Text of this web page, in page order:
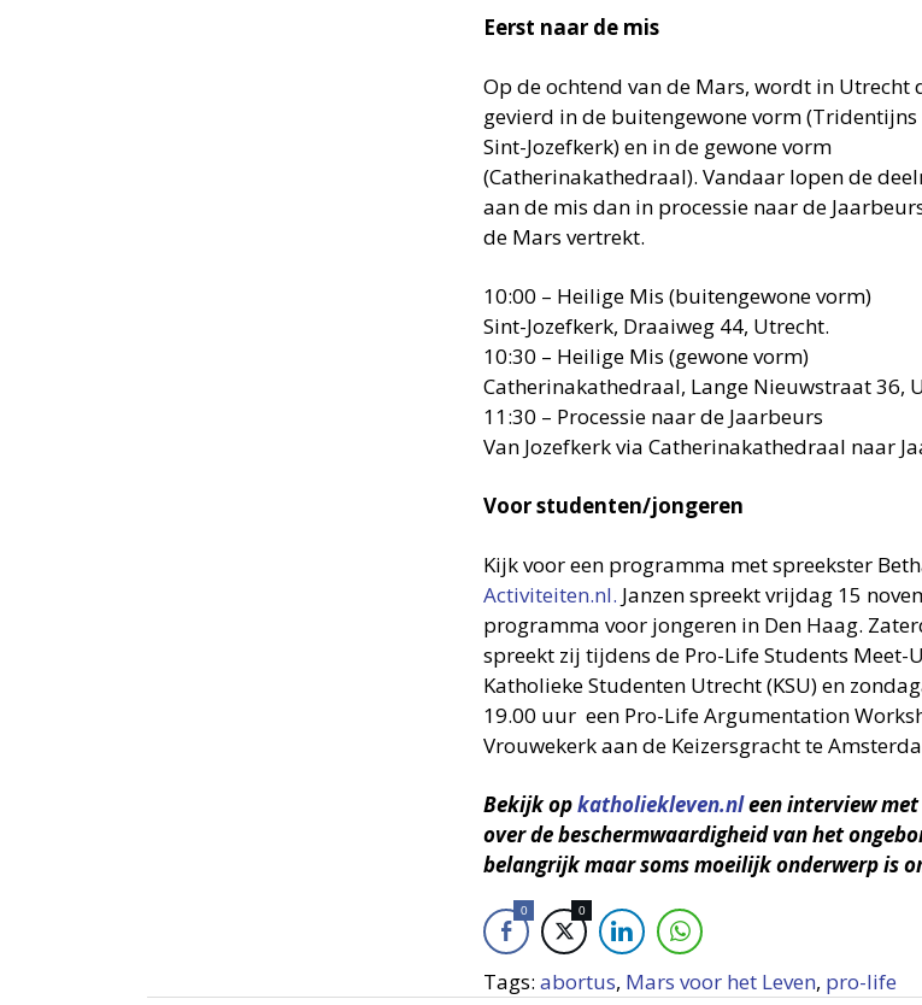
Eerst naar de mis
Op de ochtend van de Mars, wordt in Utrecht
gevierd in de buitengewone vorm (Tridentijns
Sint-Jozefkerk) en in de gewone vorm
(Catherinakathedraal). Vandaar lopen de
aan de mis dan in processie naar de
de Mars vertrekt.
10:00 – Heilige Mis (buitengewone vorm)
Sint-Jozefkerk, Draaiweg 44, Utrecht.
10:30 – Heilige Mis (gewone vorm)
Catherinakathedraal, Lange Nieuwstraat 36,
11:30 – Processie naar de Jaarbeurs
Van Jozefkerk via Catherinakathedraal naar
Voor studenten/jongeren
Kijk voor een programma met spreekster
Activiteiten.nl. Janzen spreekt vrijdag 15
pro­gramma voor jongeren in Den Haag.
spreekt zij tijdens de Pro-Life Students
Katholieke Studenten Utrecht (KSU) en
19.00 uur een Pro-Life Argumentation
Vrouwekerk aan de Keizersgracht te
Bekijk opkatholiekleven.nleen interview
over de beschermwaardigheid van het
belangrijk maar soms moeilijk onderwerp is
0 0
Tags: abortus, Mars voor het Leven, pro-life